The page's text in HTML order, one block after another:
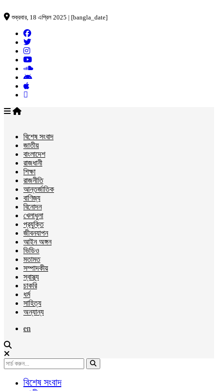
শুক্রবার, 18 এপ্রিল 2025 | [bangla_date]
বিশেষ সংবাদ
জাতীয়
বাংলাদেশ
রাজধানী
শিক্ষা
রাজনীতি
আন্তর্জাতিক
বাণিজ্য
বিনোদন
খেলাধুলা
প্রযুক্তি
জীবনযাপন
আইন অঙ্গন
ভিডিও
মতামত
সম্পাদকীয়
স্বাস্থ্য
চাকরি
ধর্ম
সাহিত্য
অন্যান্য
en
বিশেষ সংবাদ